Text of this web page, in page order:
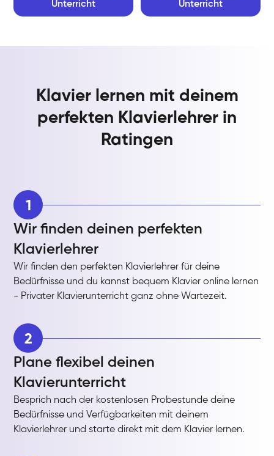
Unterricht
Unterricht
Klavier lernen mit deinem
perfekten Klavierlehrer in
Ratingen
1
Wir finden deinen perfekten
Klavierlehrer
Wir finden den perfekten Klavierlehrer für deine
Bedürfnisse und du kannst bequem Klavier online lernen
- Privater Klavierunterricht ganz ohne Wartezeit.
2
Plane flexibel deinen
Klavierunterricht
Besprich nach der kostenlosen Probestunde deine
Bedürfnisse und Verfügbarkeiten mit deinem
Klavierlehrer und starte direkt mit dem Klavier lernen.